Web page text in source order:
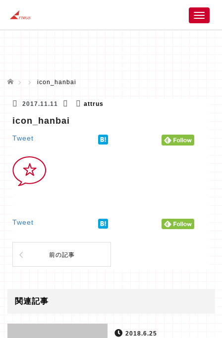
T
ホーム icon_hanbai
2017.11.11 attrus
icon_hanbai
Tweet
Tweet
前の記事
関連記事
2018.6.25